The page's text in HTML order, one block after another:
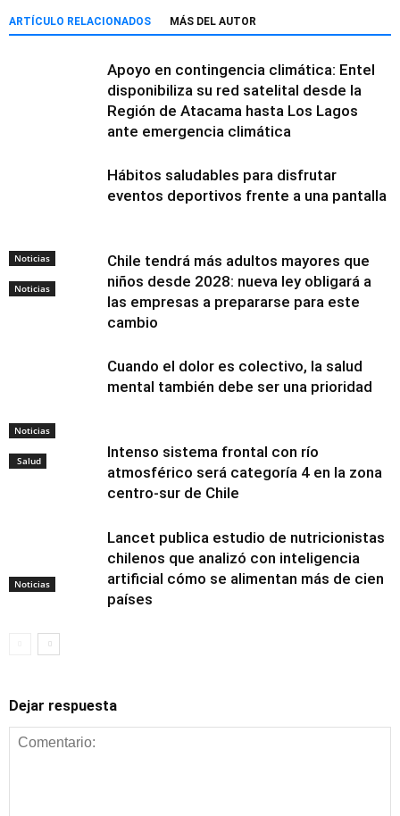
ARTÍCULO RELACIONADOS MÁS DEL AUTOR
Noticias
Apoyo en contingencia climática: Entel
disponibiliza su red satelital desde la
Región de Atacama hasta Los Lagos
ante emergencia climática
Noticias
Hábitos saludables para disfrutar
eventos deportivos frente a una pantalla
Noticias
Chile tendrá más adultos mayores que
niños desde 2028: nueva ley obligará a
las empresas a prepararse para este
cambio
Salud
Cuando el dolor es colectivo, la salud
mental también debe ser una prioridad
Noticias
Intenso sistema frontal con río
atmosférico será categoría 4 en la zona
centro-sur de Chile
Alimentación y
nutrición
Lancet publica estudio de nutricionistas
chilenos que analizó con inteligencia
artificial cómo se alimentan más de cien
países
Dejar respuesta